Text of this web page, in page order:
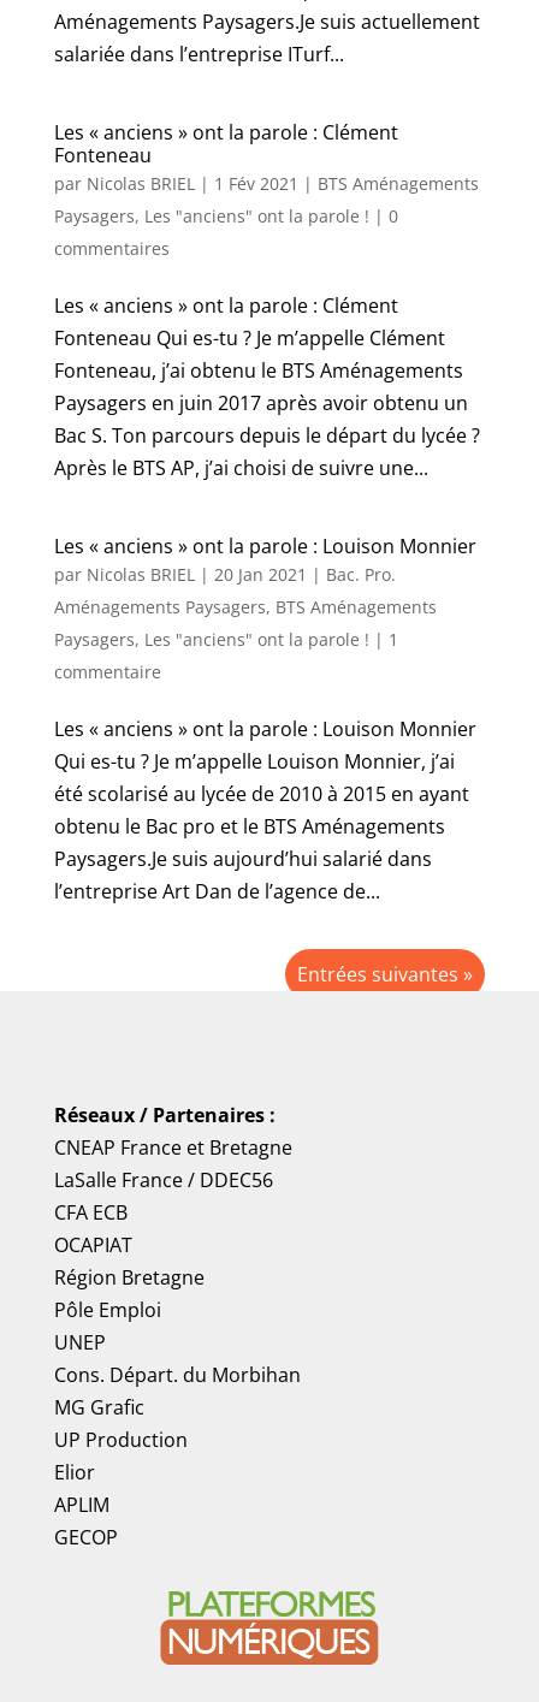
Aménagements Paysagers.Je suis actuellement
salariée dans l’entreprise ITurf...
Les « anciens » ont la parole : Clément
Fonteneau
par Nicolas BRIEL| 1 Fév 2021 | BTS Aménagements
Paysagers, Les "anciens" ont la parole ! | 0
commentaires
Les « anciens » ont la parole : Clément
Fonteneau Qui es-tu ? Je m’appelle Clément
Fonteneau, j’ai obtenu le BTS Aménagements
Paysagers en juin 2017 après avoir obtenu un
Bac S. Ton parcours depuis le départ du lycée ?
Après le BTS AP, j’ai choisi de suivre une...
Les « anciens » ont la parole : Louison Monnier
par Nicolas BRIEL| 20 Jan 2021 | Bac. Pro.
Aménagements Paysagers, BTS Aménagements
Paysagers, Les "anciens" ont la parole ! | 1
commentaire
Les « anciens » ont la parole : Louison Monnier
Qui es-tu ? Je m’appelle Louison Monnier, j’ai
été scolarisé au lycée de 2010 à 2015 en ayant
obtenu le Bac pro et le BTS Aménagements
Paysagers.Je suis aujourd’hui salarié dans
l’entreprise Art Dan de l’agence de...
Entrées suivantes »
Réseaux / Partenaires :
CNEAP Franceet Bretagne
LaSalle France/ DDEC56
CFA ECB
OCAPIAT
Région Bretagne
Pôle Emploi
UNEP
Cons. Départ. du Morbihan
MG Grafic
UP Production
Elior
APLIM
GECOP